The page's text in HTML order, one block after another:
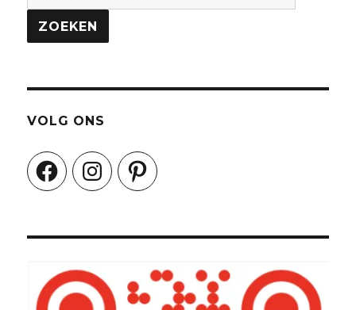
naar:
ZOEKEN
VOLG ONS
FacebookInstagramPinterest